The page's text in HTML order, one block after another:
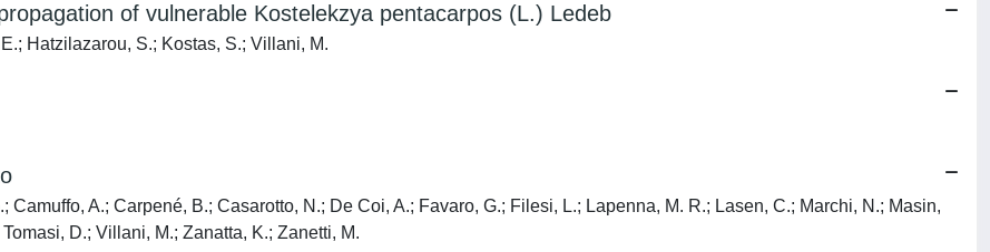
of vulnerable Kostelekzya pentacarpos (L.) Ledeb
Hatzilazarou, S.; Kostas, S.; Villani, M.
Camuffo, A.; Carpené, B.; Casarotto, N.; De Coi, A.; Favaro, G.; Filesi, L.; Lapenna, M. R.; Lasen, C.; Marchi, N.; Masin,
D.; Villani, M.; Zanatta, K.; Zanetti, M.